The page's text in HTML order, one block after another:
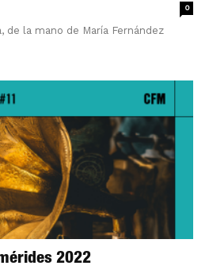
0
de la mano de María Fernández
2022